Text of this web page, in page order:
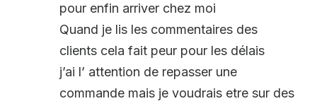
pour enfin arriver chez moi
Quand je lis les commentaires des
clients cela fait peur pour les délais
j’ai l’ attention de repasser une
commande mais je voudrais etre sur des